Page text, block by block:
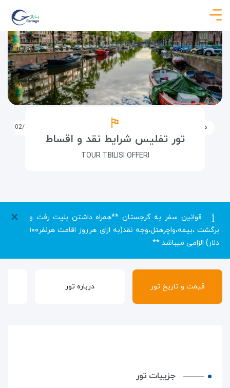
صفحه نخست تورهای خارجی
تور تفلیس شرایط نقد و اقساط
TOUR TBILISI OFFERI
×
قوانین سفر به گرجستان **همراه داشتن بلیت رفت و
برگشت ،بیمه،واچرهتل،وجه نقد(به ازای هرروز اقامت هرنفر۱۰۰
دلار) الزامی میباشد **
قیمت و تاریخ تور درباره تور
جزییات تور